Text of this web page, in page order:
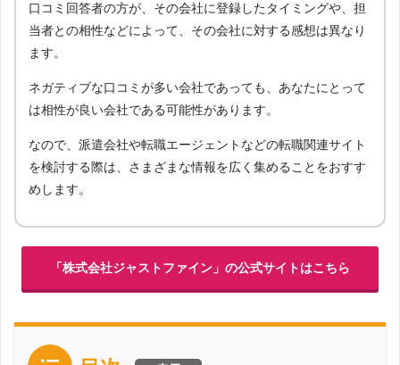
口コミ回答者の方が、その会社に登録したタイミングや、担
当者との相性などによって、その会社に対する感想は異なり
ます。
ネガティブな口コミが多い会社であっても、あなたにとって
は相性が良い会社である可能性があります。
なので、派遣会社や転職エージェントなどの転職関連サイト
を検討する際は、さまざまな情報を広く集めることをおすす
めします。
「株式会社ジャストファイン」の公式サイトはこちら